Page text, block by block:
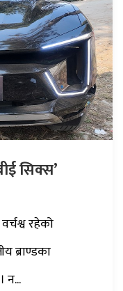
सिक्स’
रहेको
ब्राण्डका
न...